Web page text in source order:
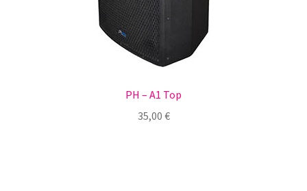
PH – A1 Top
35,00 €